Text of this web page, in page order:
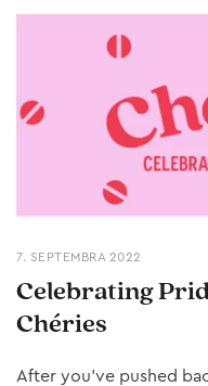
7. SEPTEMBRA 2022
Celebrating
Chéries
After you’ve pushed